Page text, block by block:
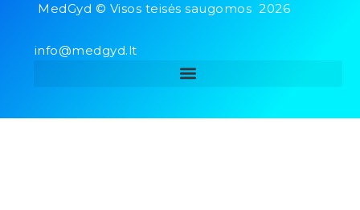
MedGyd © Visos teisės saugomos 2026
info@medgyd.lt